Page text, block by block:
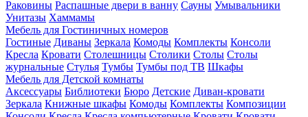
Раковины Распашные двери в ванну Сауны Умывальники
Унитазы Хаммамы
Мебель для Гостиничных номеров
Гостиные Диваны Зеркала Комоды Комплекты Консоли
Кресла Кровати Столешницы Столики Столы Столы
журнальные Стулья Тумбы Тумбы под ТВ Шкафы
Мебель для Детской комнаты
Аксессуары Библиотеки Бюро Детские Диван-кровати
Зеркала Книжные шкафы Комоды Комплекты Композиции